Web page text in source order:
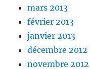
mars 2013
février 2013
janvier 2013
décembre 2012
novembre 2012